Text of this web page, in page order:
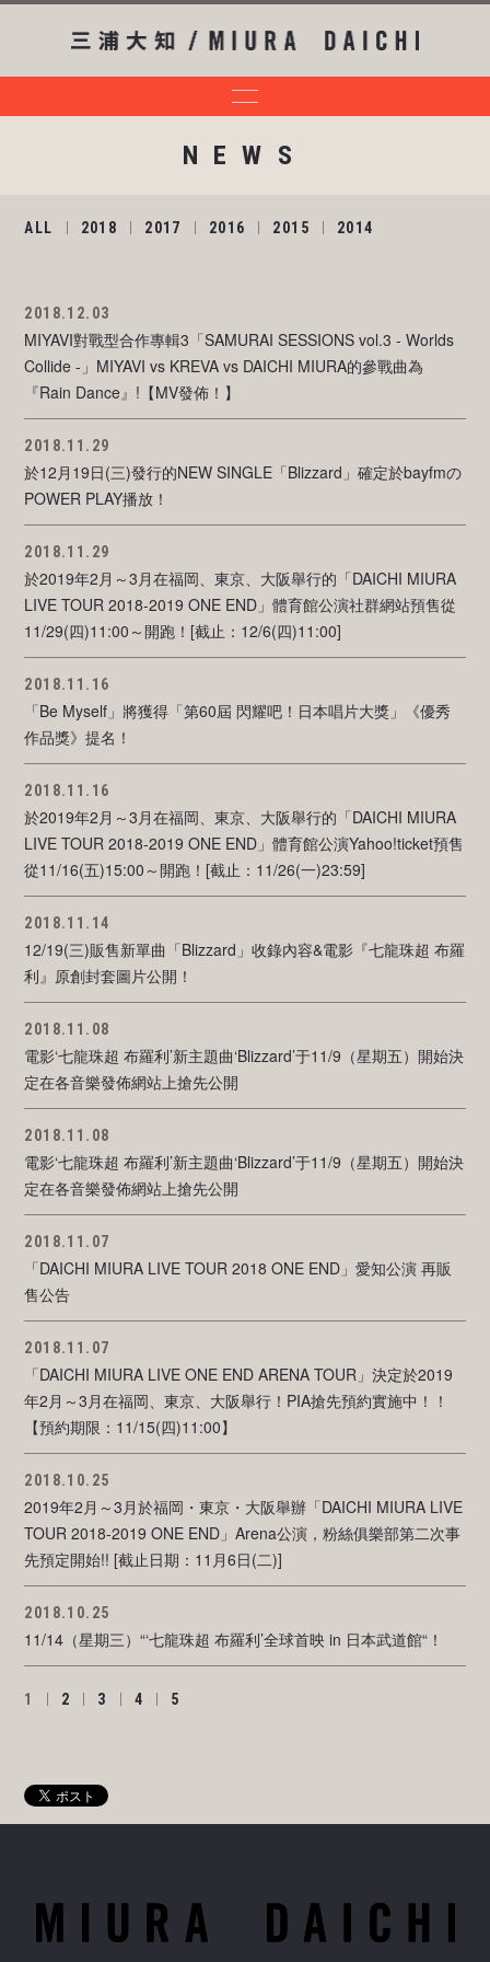
NEWS
ALL 2018 2017 2016 2015 2014
2018.12.03
MIYAVI對戰型合作專輯3「SAMURAI SESSIONS vol.3 - Worlds
Collide -」MIYAVI vs KREVA vs DAICHI MIURA的參戰曲為
『Rain Dance』!【MV發佈！】
2018.11.29
於12月19日(三)發行的NEW SINGLE「Blizzard」確定於bayfmの
POWER PLAY播放！
2018.11.29
於2019年2月～3月在福岡、東京、大阪舉行的「DAICHI MIURA
LIVE TOUR 2018-2019 ONE END」體育館公演社群網站預售從
11/29(四)11:00～開跑！[截止：12/6(四)11:00]
2018.11.16
「Be Myself」將獲得「第60屆 閃耀吧！日本唱片大獎」《優秀
作品獎》提名！
2018.11.16
於2019年2月～3月在福岡、東京、大阪舉行的「DAICHI MIURA
LIVE TOUR 2018-2019 ONE END」體育館公演Yahoo!ticket預售
從11/16(五)15:00～開跑！[截止：11/26(一)23:59]
2018.11.14
12/19(三)販售新單曲「Blizzard」收錄內容&電影『七龍珠超 布羅
利』原創封套圖片公開！
2018.11.08
電影‘七龍珠超 布羅利’新主題曲‘Blizzard’于11/9（星期五）開始決
定在各音樂發佈網站上搶先公開
2018.11.08
電影‘七龍珠超 布羅利’新主題曲‘Blizzard’于11/9（星期五）開始決
定在各音樂發佈網站上搶先公開
2018.11.07
「DAICHI MIURA LIVE TOUR 2018 ONE END」愛知公演 再販
售公告
2018.11.07
「DAICHI MIURA LIVE ONE END ARENA TOUR」決定於2019
年2月～3月在福岡、東京、大阪舉行！PIA搶先預約實施中！！
【預約期限：11/15(四)11:00】
2018.10.25
2019年2月～3月於福岡・東京・大阪舉辦「DAICHI MIURA LIVE
TOUR 2018-2019 ONE END」Arena公演，粉絲俱樂部第二次事
先預定開始!! [截止日期：11月6日(二)]
2018.10.25
11/14（星期三）“‘七龍珠超 布羅利’全球首映 in 日本武道館“！
1 2 3 4 5